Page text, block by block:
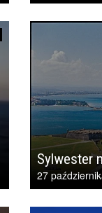
Sylwester
27